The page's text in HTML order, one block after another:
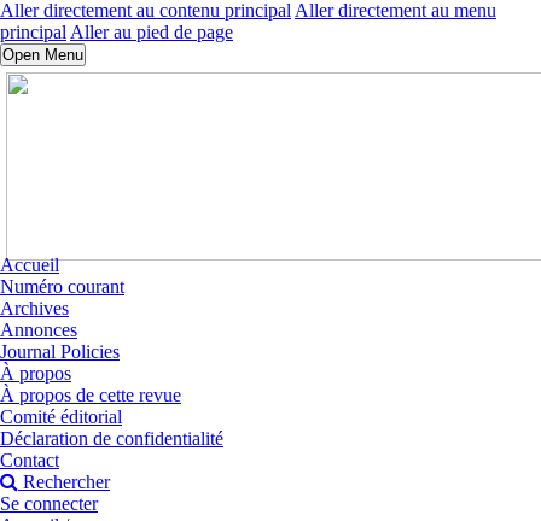
Aller directement au contenu principal Aller directement au menu
principal Aller au pied de page
Open Menu
Accueil
Numéro courant
Archives
Annonces
Journal Policies
À propos
À propos de cette revue
Comité éditorial
Déclaration de confidentialité
Contact
Rechercher
Se connecter